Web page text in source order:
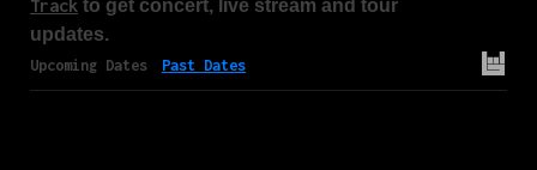
Track to get concert, live stream and tour
updates.
Upcoming Dates Past Dates